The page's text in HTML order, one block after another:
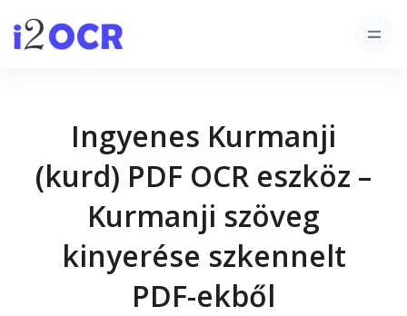
Ingyenes Kurmanji
(kurd) PDF OCR eszköz –
Kurmanji szöveg
kinyerése szkennelt
PDF-ekből